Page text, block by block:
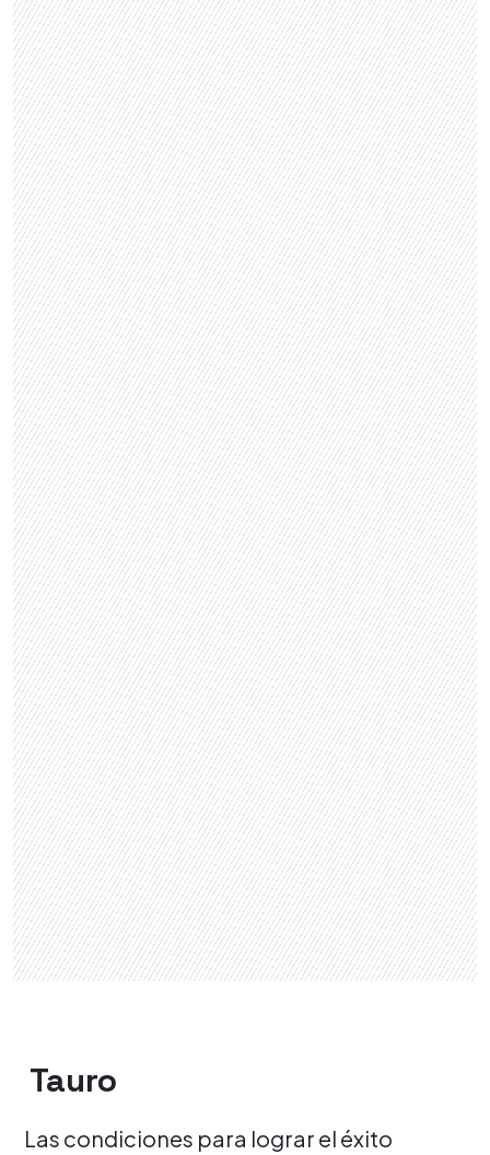
Tauro
Las condiciones para lograr el éxito